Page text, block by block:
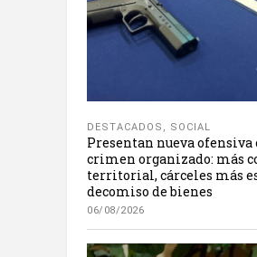
DESTACADOS , SOCIAL
Presentan nueva ofensiva
crimen organizado: más
territorial, cárceles más
decomiso de bienes
06/08/2026